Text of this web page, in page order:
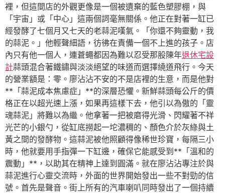
裡，但這間店的外觀更像是一個被遺棄的藍色塑膠棚，與
「宇宙」或「中心」這兩個詞毫無關係。他正在對著一缸已
經發酵了七個月又七天的老蒜泥嘆氣。「你還不夠靈動，我
的蒜泥。」他輕聲細語，彷彿在責備一個不上進的孩子。店
內只有他一個人，連蒼蠅都因為難以忍受那股陳年退休宅設
計蒜頭混合著鐵鏽與淡淡絕望的味道而選擇繞道飛行。今天
的營業額是：零。廖沾沾不安的不是店裡的生意，而是他對
**「蒜泥成本焦慮症」**的深層恐懼。新鮮蒜頭每公斤的價
格正在以超光速上漲，如果再這樣下去，他引以為傲的「靈
魂蒜泥」將難以為繼。他拿著一把被磨得光滑、閃耀著不祥
光芒的小銀勺，從缸底撈起一坨濃稠的、顏色介於灰綠與土
黃之間的發酵物。這蒜泥被他照顧得像稀世珍寶，每隔三小
時，他就要用手指彈一下缸邊，確保它能感受到**「溫和的
震動」**，以助其在精神上達到圓滿。就在廖沾沾專注於與
蒜泥進行心靈交流時，外面的世界開始發出一些不對勁的信
號。首先是聲音。街上所有的汽車喇叭同時發出了一個持續